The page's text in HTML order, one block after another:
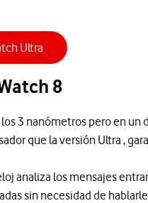
Ultra
8
3 nanómetros pero en un
que la versión Ultra ,
analiza los mensajes
sin necesidad de